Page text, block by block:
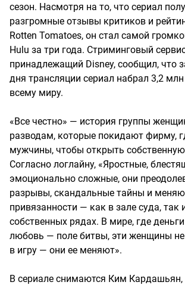
сезон. Насмотря на то, что сериал
разгромные отзывы критиков и
Rotten Tomatoes, он стал самой
Hulu за три года. Стриминговый
принадлежащий Disney, сообщил, что
дня трансляции сериал набрал 3,2
всему миру.
«Все честно» — история группы
разводам, которые покидают фирму,
мужчины, чтобы открыть
Согласно логлайну, «Яростные,
эмоционально сложные, они
разрывы, скандальные тайны и
привязанности — как в зале суда, так
собственных рядах. В мире, где
любовь — поле битвы, эти женщины
в игру — они ее меняют».
В сериале снимаются Ким Кардашьян,